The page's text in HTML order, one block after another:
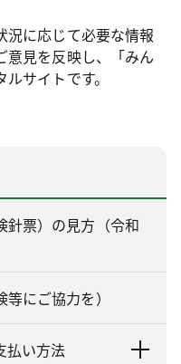
況に応じて必要な情報
意見を反映し、「みん
サイトです。
針票）の見方（令和
にご協力を）
払い方法